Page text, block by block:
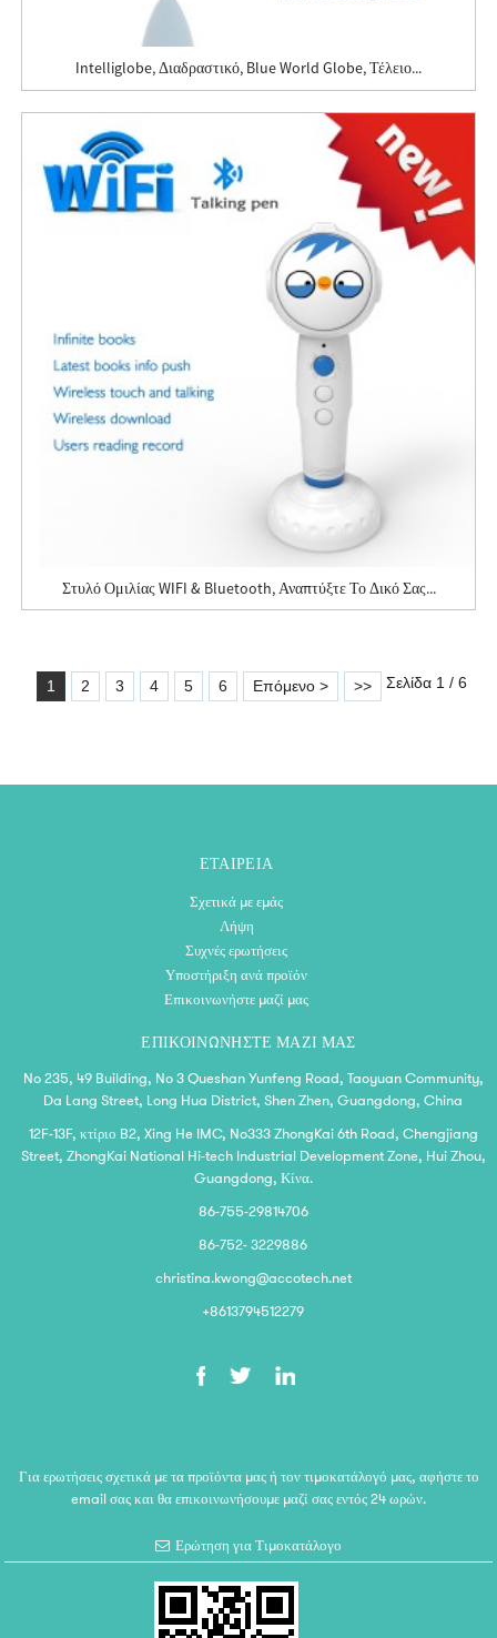
Intelliglobe, Διαδραστικό, Blue World Globe, Τέλειο...
Στυλό Ομιλίας WIFI & Bluetooth, Αναπτύξτε Το Δικό Σας...
1 2 3 4 5 6 Επόμενο > >> Σελίδα 1 / 6
ΕΤΑΙΡΕΊΑ
Σχετικά με εμάς
Λήψη
Συχνές ερωτήσεις
Υποστήριξη ανά προϊόν
Επικοινωνήστε μαζί μας
ΕΠΙΚΟΙΝΩΝΉΣΤΕ ΜΑΖΊ ΜΑΣ
No 235, 49 Building, No 3 Queshan Yunfeng Road, Taoyuan Community,
Da Lang Street, Long Hua District, Shen Zhen, Guangdong, China
12F-13F, κτίριο B2, Xing He IMC, No333 ZhongKai 6th Road, Chengjiang
Street, ZhongKai National Hi-tech Industrial Development Zone, Hui Zhou,
Guangdong, Κίνα.
86-755-29814706
86-752- 3229886
christina.kwong@accotech.net
+8613794512279
Για ερωτήσεις σχετικά με τα προϊόντα μας ή τον τιμοκατάλογό μας, αφήστε το
email σας και θα επικοινωνήσουμε μαζί σας εντός 24 ωρών.
Ερώτηση για Τιμοκατάλογο